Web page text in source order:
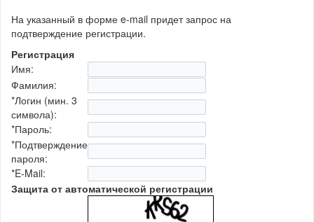
На указанный в форме e-mail придет запрос на
подтверждение регистрации.
Регистрация
Имя:
Фамилия:
*Логин (мин. 3
символа):
*Пароль:
*Подтверждение
пароля:
*E-Mail:
Защита от автоматической регистрации